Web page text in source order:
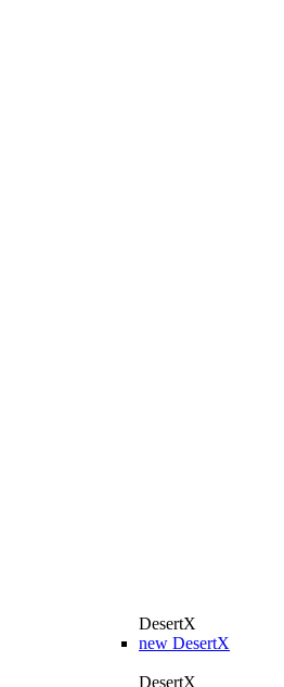
DesertX
new DesertX
DesertX